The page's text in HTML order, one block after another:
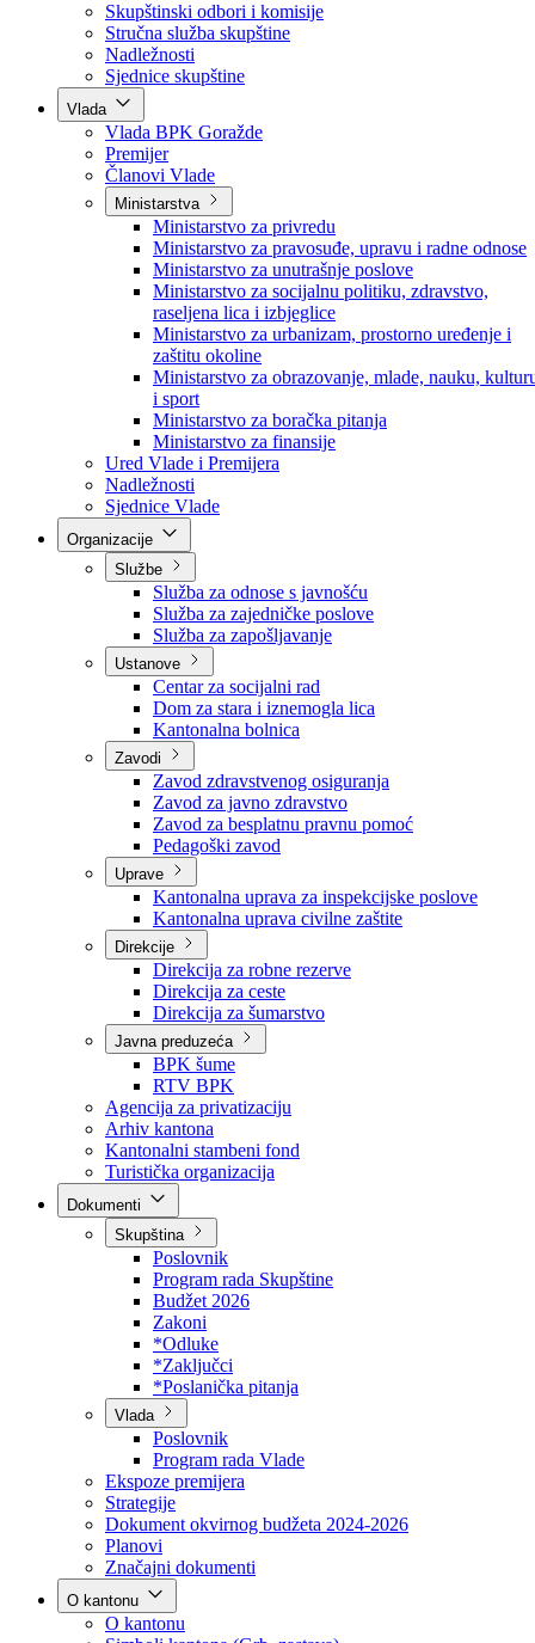
Poslanici po strankama
Poslanici po klubovima naroda
Kolegij skupštine
Skupštinski odbori i komisije
Stručna služba skupštine
Nadležnosti
Sjednice skupštine
Vlada
Vlada BPK Goražde
Premijer
Članovi Vlade
Ministarstva
Ministarstvo za privredu
Ministarstvo za pravosuđe, upravu i radne odnose
Ministarstvo za unutrašnje poslove
Ministarstvo za socijalnu politiku, zdravstvo,
raseljena lica i izbjeglice
Ministarstvo za urbanizam, prostorno uređenje i
zaštitu okoline
Ministarstvo za obrazovanje, mlade, nauku,
i sport
Ministarstvo za boračka pitanja
Ministarstvo za finansije
Ured Vlade i Premijera
Nadležnosti
Sjednice Vlade
Službe
Služba za odnose s javnošću
Služba za zajedničke poslove
Služba za zapošljavanje
Ustanove
Centar za socijalni rad
Dom za stara i iznemogla lica
Kantonalna bolnica
Zavodi
Zavod zdravstvenog osiguranja
Zavod za javno zdravstvo
Zavod za besplatnu pravnu pomoć
Pedagoški zavod
Uprave
Kantonalna uprava za inspekcijske poslove
Kantonalna uprava civilne zaštite
Direkcije
Direkcija za robne rezerve
Direkcija za ceste
Direkcija za šumarstvo
Javna preduzeća
BPK šume
RTV BPK
Agencija za privatizaciju
Arhiv kantona
Kantonalni stambeni fond
Turistička organizacija
Skupština
Poslovnik
Program rada Skupštine
Budžet 2026
Zakoni
*Odluke
*Zaključci
*Poslanička pitanja
Vlada
Poslovnik
Program rada Vlade
Ekspoze premijera
Strategije
Dokument okvirnog budžeta 2024-2026
Planovi
Značajni dokumenti